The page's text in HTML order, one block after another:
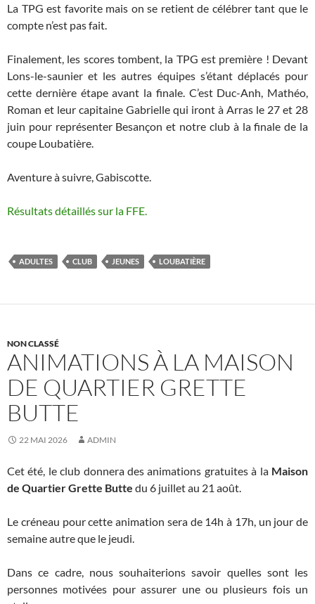
La TPG est favorite mais on se retient de célébrer tant que le
compte n’est pas fait.
Finalement, les scores tombent, la TPG est première ! Devant
Lons-le-saunier et les autres équipes s’étant déplacés pour
cette dernière étape avant la finale. C’est Duc-Anh, Mathéo,
Roman et leur capitaine Gabrielle qui iront à Arras le 27 et 28
juin pour représenter Besançon et notre club à la finale de la
coupe Loubatière.
Aventure à suivre, Gabiscotte.
Résultats détaillés sur la FFE.
ADULTES CLUB JEUNES LOUBATIÈRE
NON CLASSÉ
ANIMATIONS À LA MAISON
DE QUARTIER GRETTE
BUTTE
22 MAI 2026 ADMIN
Cet été, le club donnera des animations gratuites à la Maison
de Quartier Grette Butte du 6 juillet au 21 août.
Le créneau pour cette animation sera de 14h à 17h, un jour de
semaine autre que le jeudi.
Dans ce cadre, nous souhaiterions savoir quelles sont les
personnes motivées pour assurer une ou plusieurs fois un